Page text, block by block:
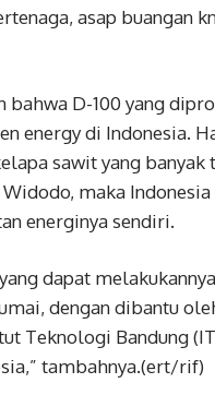
asap buangan
D-100 yang
energy di Indonesia.
sawit yang banyak
maka
energinya sendiri.
dapat
dengan dibantu
Teknologi Bandung
tambahnya.(ert/rif)